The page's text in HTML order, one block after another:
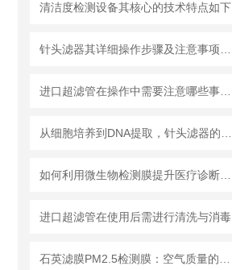
清洁度检测设备其核心的技术特点如下
进口超滤管在使用后需进行清洗与消毒